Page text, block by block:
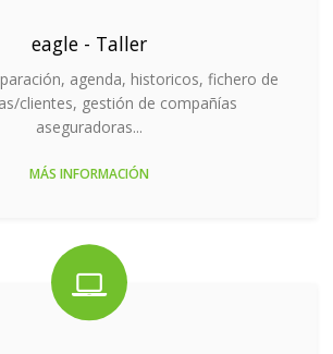
eagle - Taller
agenda, historicos, fichero de
clientes, gestión de compañías
aseguradoras...
MÁS INFORMACIÓN